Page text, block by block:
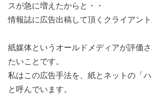
スが急に増えたからと・・
情報誌に広告出稿して頂くクライアント
紙媒体というオールドメディアが評価
たいことです。
私はこの広告手法を、紙とネットの「ハ
と呼んでいます。